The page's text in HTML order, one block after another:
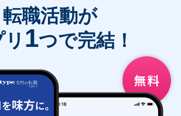
転職活動が
1つで完結！